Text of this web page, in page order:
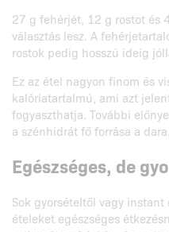
27 g fehérjét, 12 g rostot és
választás lesz. A
rostok pedig hosszú ideig
Ez az étel nagyon finom és
kalóriatartalmú, ami azt
fogyaszthatja. További
a szénhidrát fő forrása a dara.
Egészséges, de
Sok gyorsételtől vagy
ételeket egészséges